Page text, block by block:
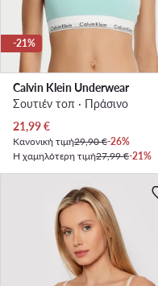
-21%
Calvin Klein Underwear
Σουτιέν τοπ · Πράσινο
Τρέχουσα τιμή
21,99€
Κανονική τιμή29,90 €-26%
Η χαμηλότερη τιμή27,99 €-21%